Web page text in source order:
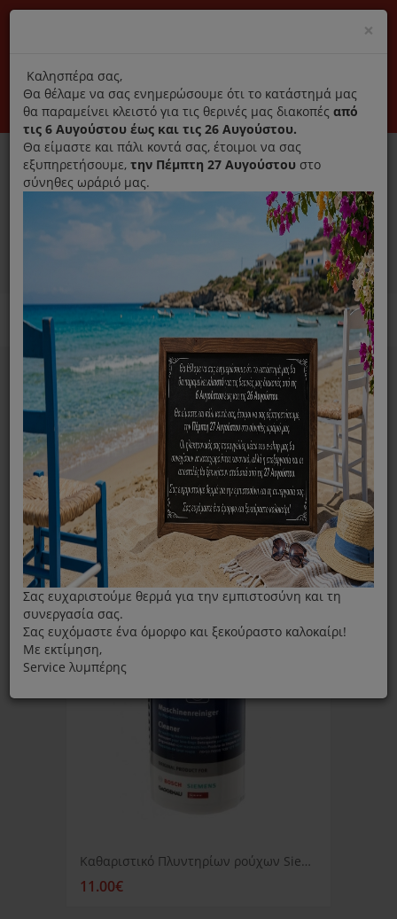
Αποκλειστικά γνήσια ανταλλακτικά
Σύνδεση Εγγραφή Εταιρεία Επικοινωνία
0
Ανταλλακτικά ηλεκτρικών συσκευών MENU
Home Καθαριστικό Για Πλυντήριο Ρούχων
ΦΊΛΤΡΑ Ταξινόμηση ανά:
Εμφάνιση:
Καθαριστικό Πλυντηρίων ρούχων Siemens
11.00€
×
title
Καλησπέρα σας,
Θα θέλαμε να σας ενημερώσουμε ότι το κατάστημά μας
θα παραμείνει κλειστό για τις θερινές μας διακοπές από
τις 6 Αυγούστου έως και τις 26 Αυγούστου.
Θα είμαστε και πάλι κοντά σας, έτοιμοι να σας
εξυπηρετήσουμε, την Πέμπτη 27 Αυγούστου στο
σύνηθες ωράριό μας.
Σας ευχαριστούμε θερμά για την εμπιστοσύνη και τη
συνεργασία σας.
Σας ευχόμαστε ένα όμορφο και ξεκούραστο καλοκαίρι!
Με εκτίμηση,
Service λυμπέρης